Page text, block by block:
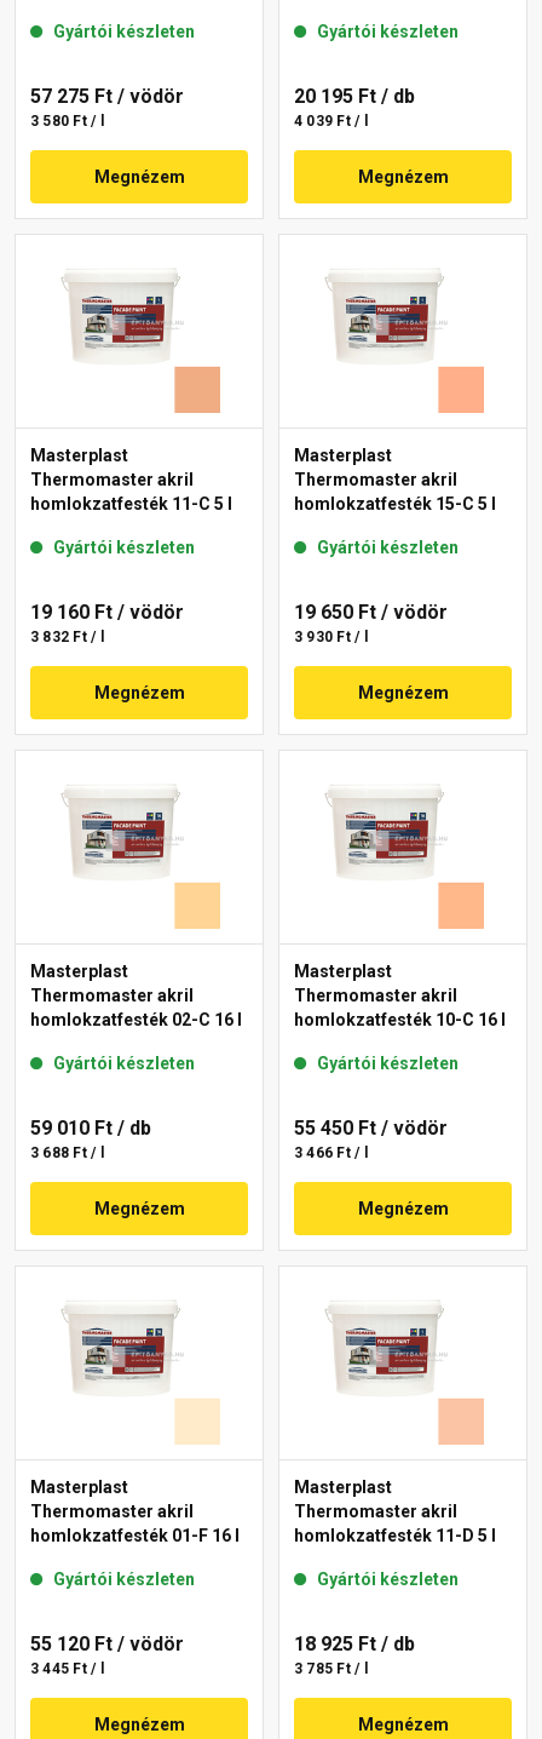
Gyártói készleten
57 275 Ft / vödör
3 580 Ft / l
Megnézem
Gyártói készleten
20 195 Ft / db
4 039 Ft / l
Megnézem
Masterplast
Thermomaster akril
homlokzatfesték 11-C 5 l
Gyártói készleten
19 160 Ft / vödör
3 832 Ft / l
Megnézem
Masterplast
Thermomaster akril
homlokzatfesték 15-C 5 l
Gyártói készleten
19 650 Ft / vödör
3 930 Ft / l
Megnézem
Masterplast
Thermomaster akril
homlokzatfesték 02-C 16 l
Gyártói készleten
59 010 Ft / db
3 688 Ft / l
Megnézem
Masterplast
Thermomaster akril
homlokzatfesték 10-C 16 l
Gyártói készleten
55 450 Ft / vödör
3 466 Ft / l
Megnézem
Masterplast
Thermomaster akril
homlokzatfesték 01-F 16 l
Gyártói készleten
55 120 Ft / vödör
3 445 Ft / l
Megnézem
Masterplast
Thermomaster akril
homlokzatfesték 11-D 5 l
Gyártói készleten
18 925 Ft / db
3 785 Ft / l
Megnézem